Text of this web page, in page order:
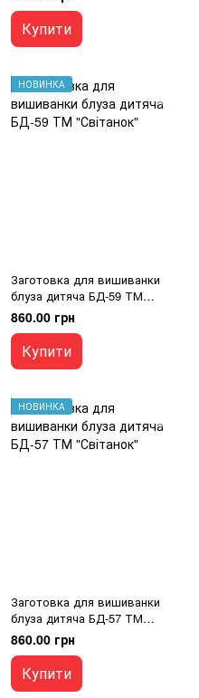
Купити
НОВИНКА
Заготовка для вишиванки
блуза дитяча БД-59 ТМ
"Світанок"
860.00 грн
Купити
НОВИНКА
Заготовка для вишиванки
блуза дитяча БД-57 ТМ
"Світанок"
860.00 грн
Купити